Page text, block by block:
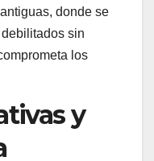
donde se
sin
los
y